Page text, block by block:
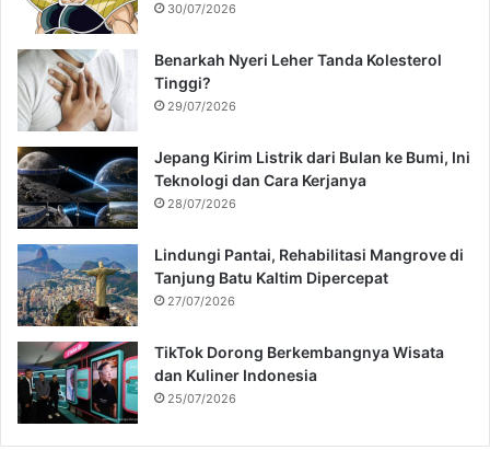
30/07/2026
Benarkah Nyeri Leher Tanda Kolesterol
Tinggi?
29/07/2026
Jepang Kirim Listrik dari Bulan ke Bumi, Ini
Teknologi dan Cara Kerjanya
28/07/2026
Lindungi Pantai, Rehabilitasi Mangrove di
Tanjung Batu Kaltim Dipercepat
27/07/2026
TikTok Dorong Berkembangnya Wisata
dan Kuliner Indonesia
25/07/2026